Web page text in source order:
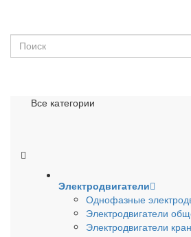
Все категории
Электродвигатели
Однофазные
Электродвигатели
Электродвигатели